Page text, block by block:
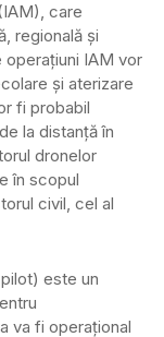
care
regională şi
operaţiuni IAM vor
şi aterizare
fi probabil
la distanţă în
dronelor
în scopul
civil, cel al
este un
va fi operaţional